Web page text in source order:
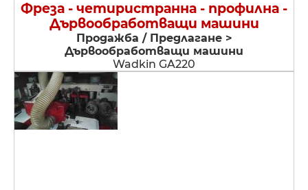
Фреза - четиристранна - профилна -
Дървообработващи машини
Продажба / Предлагане >
Дървообработващи машини
Wadkin GA220